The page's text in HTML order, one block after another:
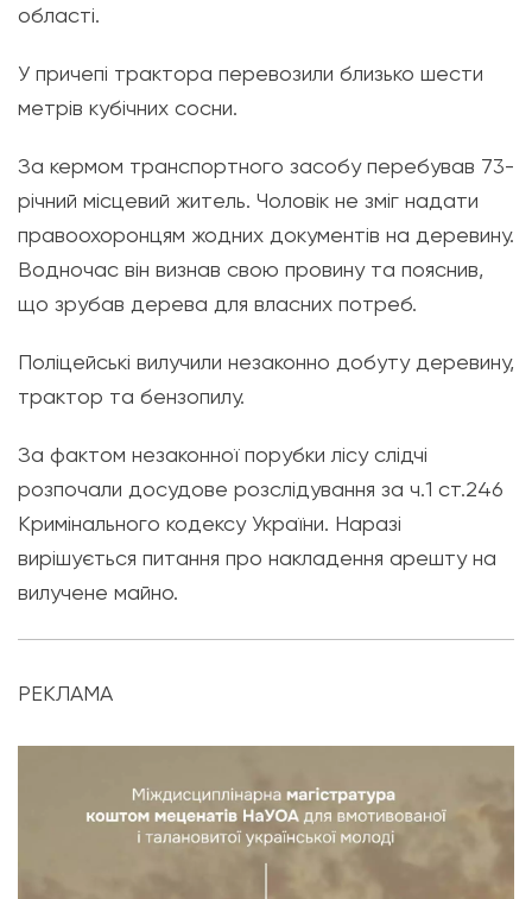
області.
У причепі трактора перевозили близько шести
метрів кубічних сосни.
За кермом транспортного засобу перебував 73-
річний місцевий житель. Чоловік не зміг надати
правоохоронцям жодних документів на деревину.
Водночас він визнав свою провину та пояснив,
що зрубав дерева для власних потреб.
Поліцейські вилучили незаконно добуту деревину,
трактор та бензопилу.
За фактом незаконної порубки лісу слідчі
розпочали досудове розслідування за ч.1 ст.246
Кримінального кодексу України. Наразі
вирішується питання про накладення арешту на
вилучене майно.
РЕКЛАМА